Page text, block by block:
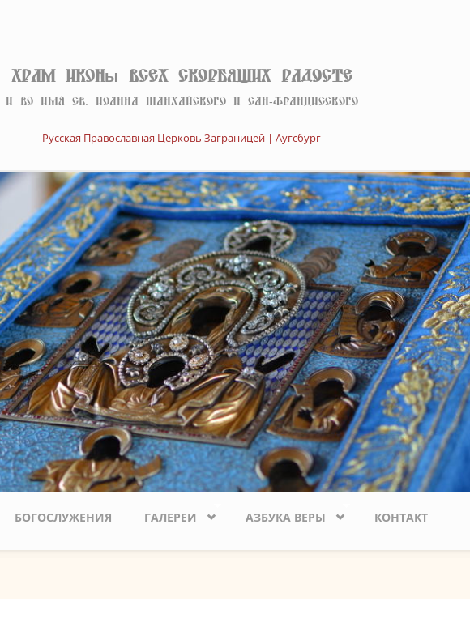
Храм иконы Всех скорбящих Радосте
И во имя св. Иоанна Шанхайского и Сан-Францисского
Русская Православная Церковь Заграницей | Аугсбург
БОГОСЛУЖЕНИЯ ГАЛЕРЕИ АЗБУКА ВЕРЫ КОНТАКТ